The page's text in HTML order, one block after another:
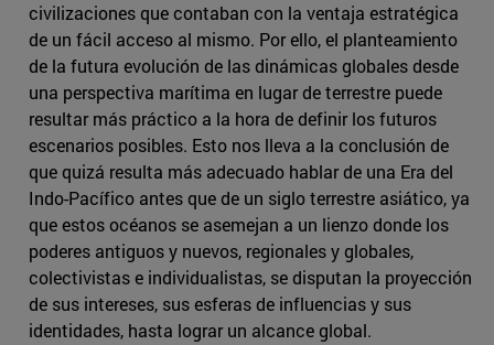
civilizaciones que contaban con la ventaja estratégica
de un fácil acceso al mismo. Por ello, el planteamiento
de la futura evolución de las dinámicas globales desde
una perspectiva marítima en lugar de terrestre puede
resultar más práctico a la hora de definir los futuros
escenarios posibles. Esto nos lleva a la conclusión de
que quizá resulta más adecuado hablar de una Era del
Indo-Pacífico antes que de un siglo terrestre asiático, ya
que estos océanos se asemejan a un lienzo donde los
poderes antiguos y nuevos, regionales y globales,
colectivistas e individualistas, se disputan la proyección
de sus intereses, sus esferas de influencias y sus
identidades, hasta lograr un alcance global.